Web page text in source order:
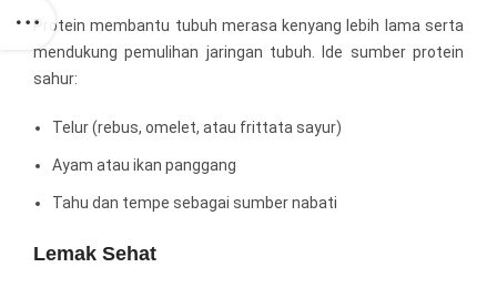
Protein membantu tubuh merasa kenyang lebih lama serta
mendukung pemulihan jaringan tubuh. Ide sumber protein
sahur:
Telur (rebus, omelet, atau frittata sayur)
Ayam atau ikan panggang
Tahu dan tempe sebagai sumber nabati
Lemak Sehat